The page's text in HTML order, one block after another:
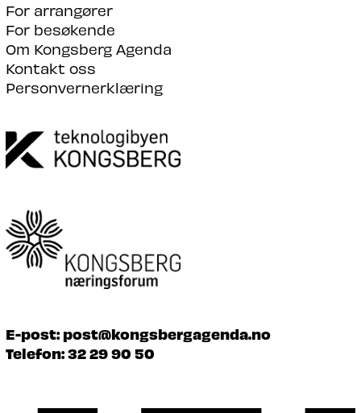
For arrangører
For besøkende
Om Kongsberg Agenda
Kontakt oss
Personvernerklæring
E-post: post@kongsbergagenda.no
Telefon:32 29 90 50